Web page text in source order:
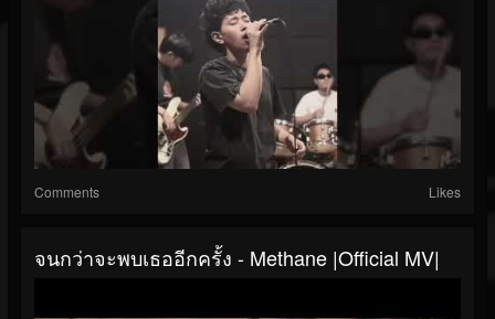
Comments Likes
จนกว่าจะพบเธออีกครั้ง - Methane |Official MV|